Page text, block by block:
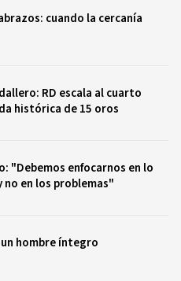
cuando la cercanía
RD escala al cuarto
histórica de 15 oros
"Debemos enfocarnos en lo
no en los problemas"
hombre íntegro